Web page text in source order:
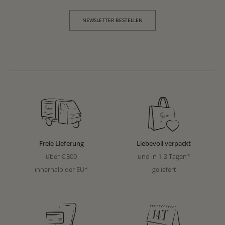
NEWSLETTER BESTELLEN
Freie Lieferung
über € 300
innerhalb der EU*
Liebevoll verpackt
und in 1-3 Tagen*
geliefert